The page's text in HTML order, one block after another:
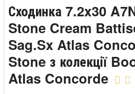
Сходинка 7.2x30
Stone Cream
Sag.Sx Atlas
Stone з колекції
Atlas Concorde